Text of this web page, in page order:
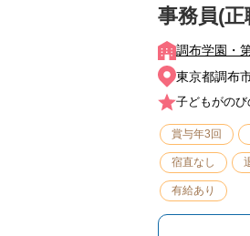
事務員(
調布学園・
東京都調布
子どもがの
賞与年3回
宿直なし
有給あり